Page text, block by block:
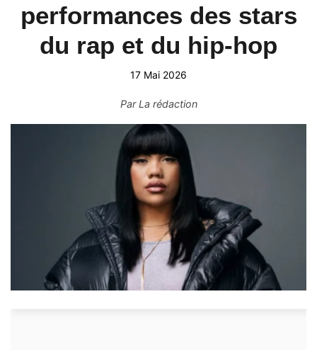
performances des stars
du rap et du hip-hop
17 Mai 2026
ParLa rédaction